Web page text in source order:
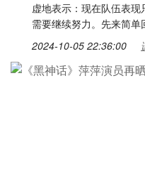
虚地表示：现在队伍表
需要继续努力。先来简单
2024-10-05 22:36:00